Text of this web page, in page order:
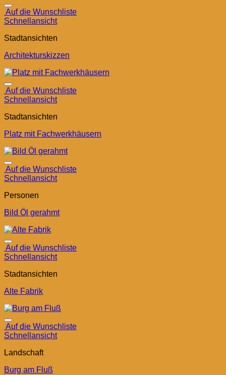
Auf die Wunschliste
Schnellansicht
Stadtansichten
Architekturskizzen
Auf die Wunschliste
Schnellansicht
Stadtansichten
Platz mit Fachwerkhäusern
Auf die Wunschliste
Schnellansicht
Personen
Bild Öl gerahmt
Auf die Wunschliste
Schnellansicht
Stadtansichten
Alte Fabrik
Auf die Wunschliste
Schnellansicht
Landschaft
Burg am Fluß